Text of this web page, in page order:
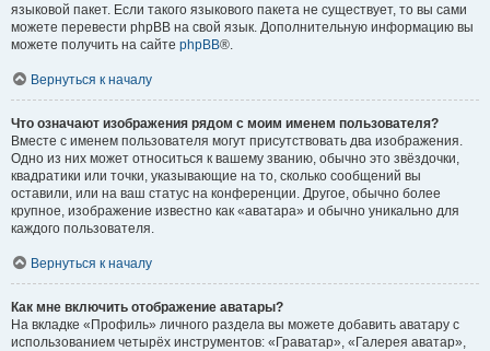
языковой пакет. Если такого языкового пакета не существует, то вы сами
можете перевести phpBB на свой язык. Дополнительную информацию вы
можете получить на сайте phpBB®.
Вернуться к началу
Что означают изображения рядом с моим именем пользователя?
Вместе с именем пользователя могут присутствовать два изображения.
Одно из них может относиться к вашему званию, обычно это звёздочки,
квадратики или точки, указывающие на то, сколько сообщений вы
оставили, или на ваш статус на конференции. Другое, обычно более
крупное, изображение известно как «аватара» и обычно уникально для
каждого пользователя.
Вернуться к началу
Как мне включить отображение аватары?
На вкладке «Профиль» личного раздела вы можете добавить аватару с
использованием четырёх инструментов: «Граватар», «Галерея аватар»,